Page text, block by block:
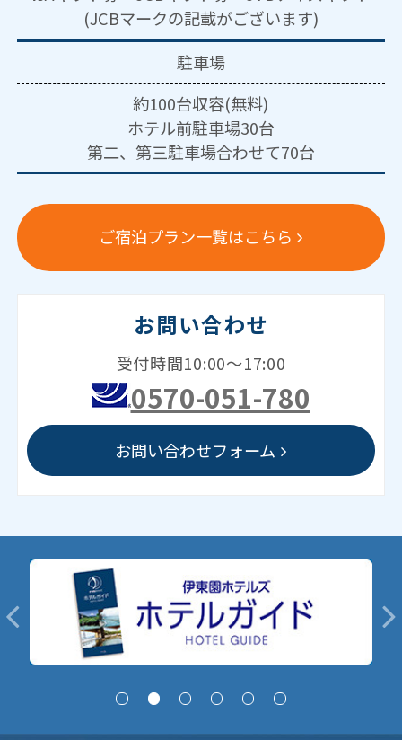
(JCBマークの記載がございます)
駐車場
約100台収容(無料)
ホテル前駐車場30台
第二、第三駐車場合わせて70台
ご宿泊プラン一覧はこちら
お問い合わせ
受付時間10:00～17:00
0570-051-780
お問い合わせフォーム